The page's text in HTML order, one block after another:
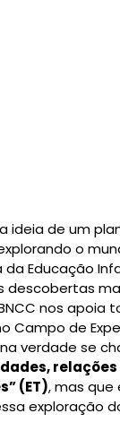
ideia de um
o
Educação
descobertas
nos apoia
Campo de
verdade se
relações
(ET), mas que
exploração